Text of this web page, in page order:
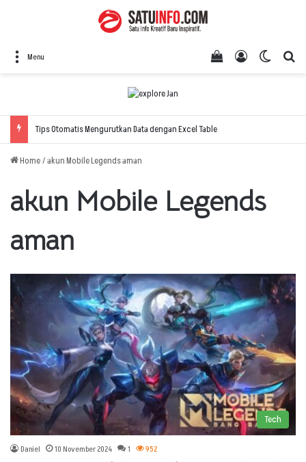
Menu Switch
Log In
View your
Tips Otomatis Mengurutkan Data dengan Excel Table
Home/akun Mobile Legends aman
akun Mobile Legends
aman
Tech
Daniel 10 November 2024 1 952